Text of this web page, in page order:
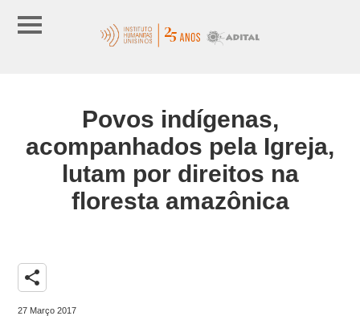
Povos indígenas,
acompanhados pela Igreja,
lutam por direitos na
floresta amazônica
share
27 Março 2017